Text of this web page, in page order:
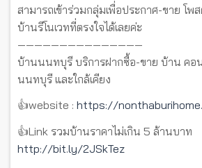
สามารถเข้าร่วมกลุ่มเพื่อประกาศ-ขาย โ
บ้านรีโนเวทที่ตรงใจได้เลยค่ะ
———————————————
บ้านนนทบุรี บริการฝากซื้อ-ขาย บ้าน คอ
นนทบุรี และใกล้เคียง
👍website : https://
👍Link รวมบ้านราคาไม่เกิน 5 ล้านบาท
http://bit.ly/2JSkTez